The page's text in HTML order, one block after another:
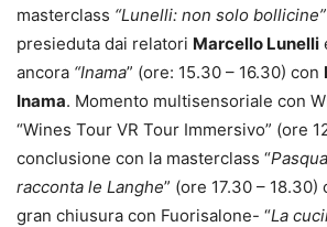
masterclass “Lunelli: non solo bollicine”
presieduta dai relatori Marcello Lunelli
ancora “Inama” (ore: 15.30 – 16.30) con
Inama. Momento multisensoriale con
“Wines Tour VR Tour Immersivo” (ore
conclusione con la masterclass “
racconta le Langhe” (ore 17.30 – 18.30)
gran chiusura con Fuorisalone- “La